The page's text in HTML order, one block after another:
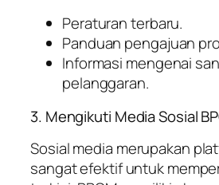
Peraturan terbaru.
Panduan pengajuan
Informasi mengenai
pelanggaran.
3. Mengikuti Media Sosial
Sosial media merupakan
sangat efektif untuk